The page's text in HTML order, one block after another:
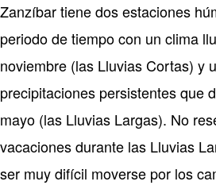
Zanzíbar tiene dos estaciones
periodo de tiempo con un clima
noviembre (las Lluvias Cortas) y
precipitaciones persistentes que
mayo (las Lluvias Largas). No
vacaciones durante las Lluvias
ser muy difícil moverse por los